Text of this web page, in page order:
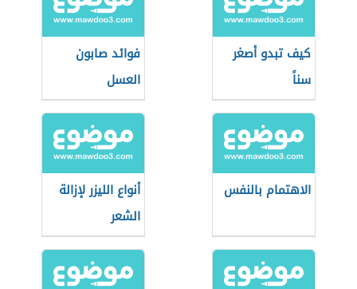
كيف تبدو أصغر
سناً
فوائد صابون
العسل
الاهتمام بالنفس
أنواع الليزر لإزالة
الشعر